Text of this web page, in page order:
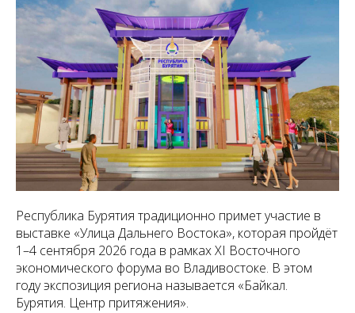
Республика Бурятия традиционно примет участие в
выставке «Улица Дальнего Востока», которая пройдёт
1–4 сентября 2026 года в рамках XI Восточного
экономического форума во Владивостоке. В этом
году экспозиция региона называется «Байкал.
Бурятия. Центр притяжения».